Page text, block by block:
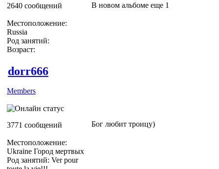
2640 сообщений
Местоположение:
Russia
Род занятий:
Возраст:
В новом альбоме еще 1
dorr666
Members
3771 сообщений
Местоположение:
Ukraine Город мертвых
Род занятий: Ver pour
Бог любит троицу)